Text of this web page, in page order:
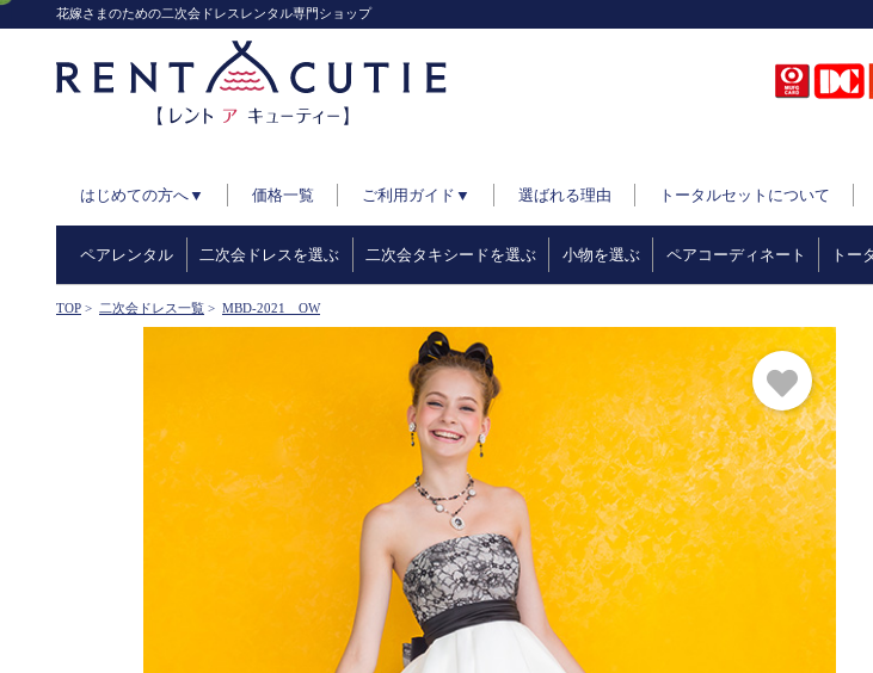
花嫁さまのための二次会ドレスレンタル専門ショップ
はじめての方へ▼ 価格一覧 ご利用ガイド▼ 選ばれる理由 トータルセットについて
ペアレンタル 二次会ドレスを選ぶ 二次会タキシードを選ぶ 小物を選ぶ ペアコーディネート トー
TOP > 二次会ドレス一覧 > MBD-2021 OW